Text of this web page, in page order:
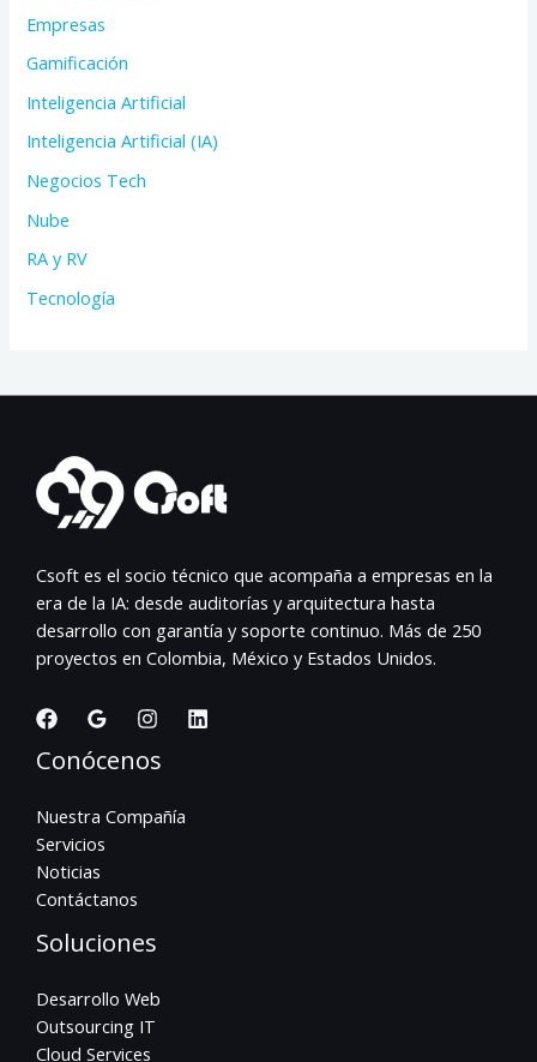
Empresas
Gamificación
Inteligencia Artificial
Inteligencia Artificial (IA)
Negocios Tech
Nube
RA y RV
Tecnología
Csoft es el socio técnico que acompaña a empresas en la
era de la IA: desde auditorías y arquitectura hasta
desarrollo con garantía y soporte continuo. Más de 250
proyectos en Colombia, México y Estados Unidos.
Conócenos
Nuestra Compañía
Servicios
Noticias
Contáctanos
Soluciones
Desarrollo Web
Outsourcing IT
Cloud Services